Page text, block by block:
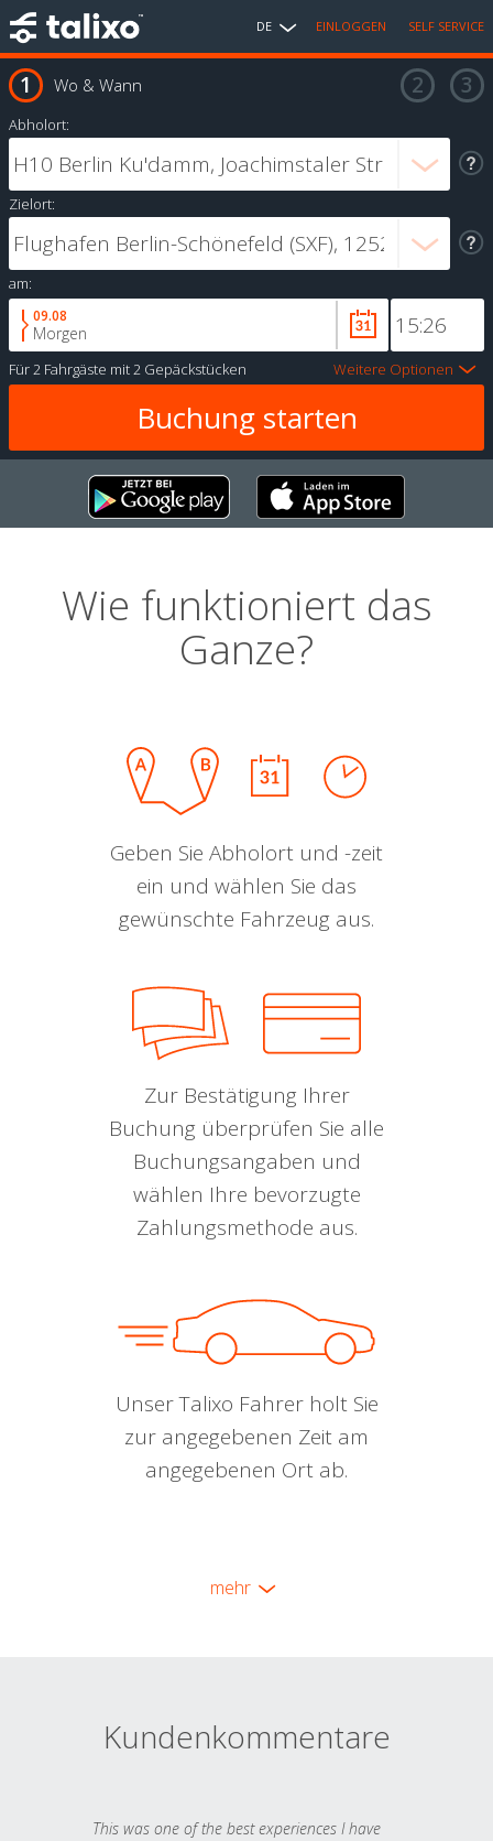
DE EINLOGGEN SELF SERVICE
Wo & Wann
Abholort:
Zielort:
am:
09.08
Morgen
Für2 Fahrgäste mit2 Gepäckstücken Weitere Optionen
Wie funktioniert das
Ganze?
Geben Sie Abholort und -zeit
ein und wählen Sie das
gewünschte Fahrzeug aus.
Zur Bestätigung Ihrer
Buchung überprüfen Sie alle
Buchungsangaben und
wählen Ihre bevorzugte
Zahlungsmethode aus.
Unser Talixo Fahrer holt Sie
zur angegebenen Zeit am
angegebenen Ort ab.
mehr
Kundenkommentare
This was one of the best experiences I have